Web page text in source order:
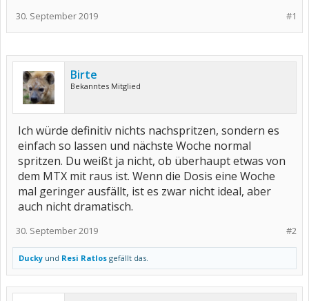
#1
30. September 2019
Birte
Bekanntes Mitglied
Ich würde definitiv nichts nachspritzen, sondern es
einfach so lassen und nächste Woche normal
spritzen. Du weißt ja nicht, ob überhaupt etwas von
dem MTX mit raus ist. Wenn die Dosis eine Woche
mal geringer ausfällt, ist es zwar nicht ideal, aber
auch nicht dramatisch.
#2
30. September 2019
Ducky und Resi Ratlos gefällt das.